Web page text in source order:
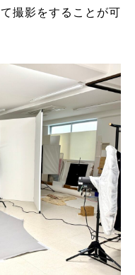
撮影をすることが可